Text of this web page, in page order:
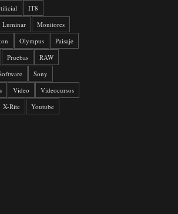
IT8
Luminar
Monitores
Olympus
Paisaje
Pruebas
RAW
Sony
Video
Videocursos
X-Rite
Youtube